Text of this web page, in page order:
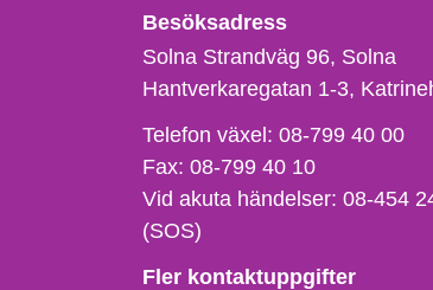
Besöksadress
Solna Strandväg 96, Solna
Hantverkaregatan 1-3
Telefon,
fax
och
e-
Telefon växel:08-799 40 00
Fax:08-799 40 10
Vid akuta händelser:08-454
(SOS)
Fler kontaktuppgifter